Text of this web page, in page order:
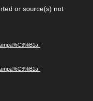
or source(s) not